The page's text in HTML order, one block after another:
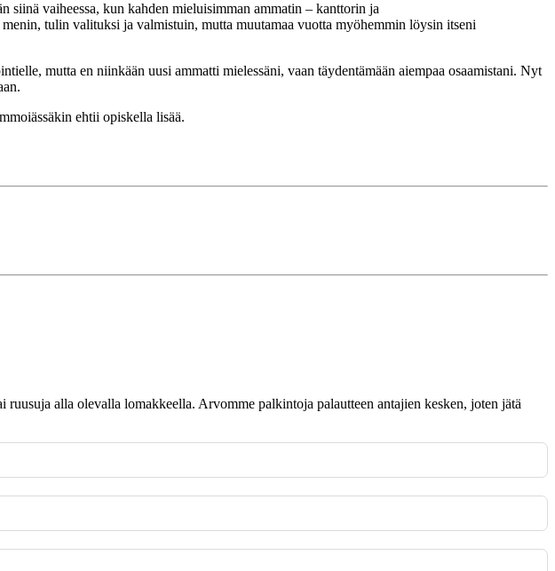
vaiheessa, kun kahden mieluisimman ammatin – kanttorin ja
tulin valituksi ja valmistuin, mutta muutamaa vuotta myöhemmin löysin itseni
mutta en niinkään uusi ammatti mielessäni, vaan täydentämään aiempaa osaamistani. Nyt
ehtii opiskella lisää.
alla olevalla lomakkeella. Arvomme palkintoja palautteen antajien kesken, joten jätä